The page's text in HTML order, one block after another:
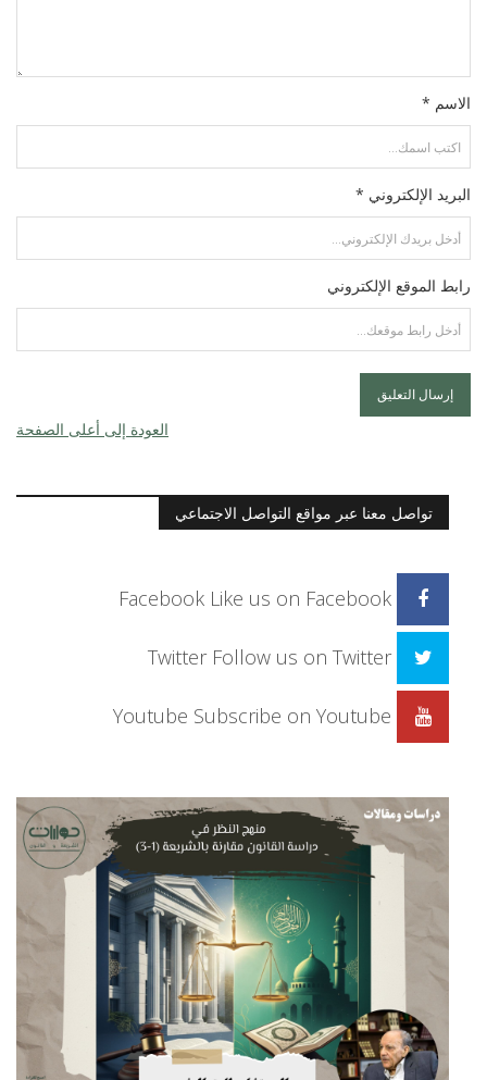
الاسم *
البريد الإلكتروني *
رابط الموقع الإلكتروني
العودة إلى أعلى الصفحة
تواصل معنا عبر مواقع التواصل الاجتماعي
Facebook Like us on Facebook
Twitter Follow us on Twitter
Youtube Subscribe on Youtube